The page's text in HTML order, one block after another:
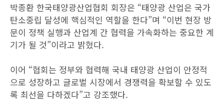
박종환 한국태양광산업협회 회장은 “태양광 산업은 국가
탄소중립 달성에 핵심적인 역할을 한다”며 “이번 현장 방
문이 정책 실행과 산업계 간 협력을 가속화하는 중요한 계
기가 될 것”이라고 밝혔다.
이어 “협회는 정부와 협력해 국내 태양광 산업이 안정적
으로 성장하고 글로벌 시장에서 경쟁력을 확보할 수 있도
록 최선을 다하겠다”고 강조했다.